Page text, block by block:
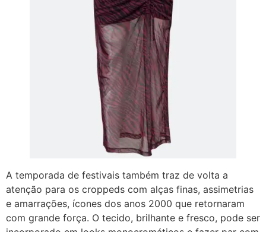
A temporada de festivais também traz de volta a
atenção para os croppeds com alças finas, assimetrias
e amarrações, ícones dos anos 2000 que retornaram
com grande força. O tecido, brilhante e fresco, pode ser